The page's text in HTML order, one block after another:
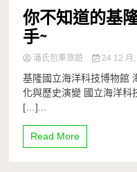
你不知道的基
手~
潘氏包車旅遊 24 12 月,
基隆國立海洋科技博物館
化與歷史演變 國立海洋科
[…]...
Read More